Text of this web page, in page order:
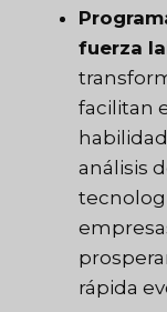
fuerza
facilitan
análisis
rápida